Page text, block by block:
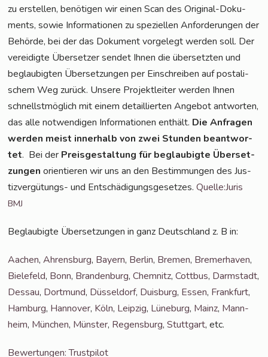
zu erstel­len, benö­ti­gen wir einen Scan des Ori­gi­nal-Doku­
ments, sowie Infor­ma­tio­nen zu spe­zi­el­len Anfor­de­run­gen der
Behör­de, bei der das Doku­ment vor­ge­legt wer­den soll. Der
ver­ei­dig­te Über­set­zer sen­det Ihnen die über­setz­ten und
beglau­big­ten Über­set­zun­gen per Ein­schrei­ben auf pos­ta­li­
schem Weg zurück. Unse­re Pro­jekt­lei­ter wer­den Ihnen
schnellst­mög­lich mit einem detail­lier­ten Ange­bot ant­wor­ten,
das alle not­wen­di­gen Infor­ma­tio­nen ent­hält. Die Anfra­gen
wer­den meist inner­halb von zwei Stun­den beant­wor­
tet. Bei der Preis­ge­stal­tung für beglau­big­te Über­set­
zun­gen ori­en­tie­ren wir uns an den Bestim­mun­gen des Jus­
tiz­ver­gü­tungs- und Ent­schä­di­gungs­ge­set­zes.Quelle:Juris
BMJ
Beglau­big­te Über­set­zun­gen in ganz Deutsch­land z. B in:
Aachen,Ahrens­burg, Bay­ern, Ber­lin, Bre­men, Bre­mer­ha­ven,
Bie­le­feld, Bonn, Bran­den­burg,Chem­nitz,Cott­bus, Darm­stadt,
Des­sau, Dort­mund, Düs­sel­dorf, Duis­burg, Essen, Frank­furt,
Ham­burg, Han­no­ver, Köln, Leip­zig, Lüne­burg, Mainz, Mann­
heim, Mün­chen, Müns­ter, Regens­burg,Stutt­gart, etc.
Bewer­tun­gen: Trustpilot